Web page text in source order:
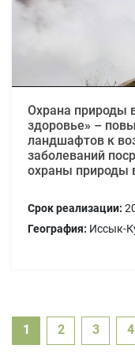
Охрана природы
здоровье» –
ландшафтов к
заболеваний
охраны природы
Срок реализации:
География: Иссык-
1 2 3 4